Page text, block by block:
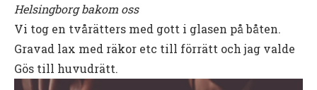
Helsingborg bakom oss
Vi tog en tvårätters med gott i glasen på båten.
Gravad lax med räkor etc till förrätt och jag valde
Gös till huvudrätt.